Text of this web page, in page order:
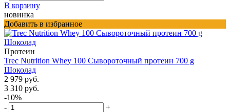
В корзину
новинка
Добавить в избранное
Протеин
Trec Nutrition Whey 100 Сывороточный протеин 700 g
Шоколад
2 979 руб.
3 310 руб.
-10%
-
+